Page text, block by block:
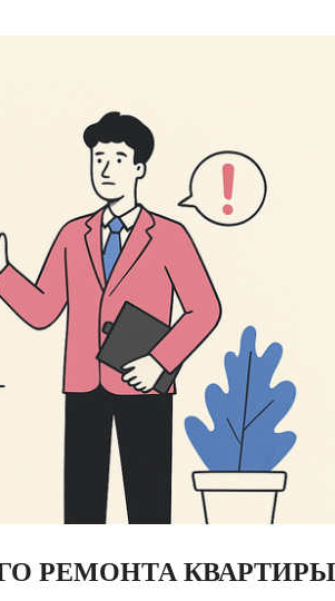
РЕМОНТА КВАРТИРЫ